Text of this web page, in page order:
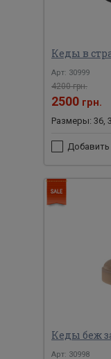
Кеды в
Арт: 30999
4200 грн.
2500 грн.
Размеры: 36,
Кеды беж
Арт: 30998